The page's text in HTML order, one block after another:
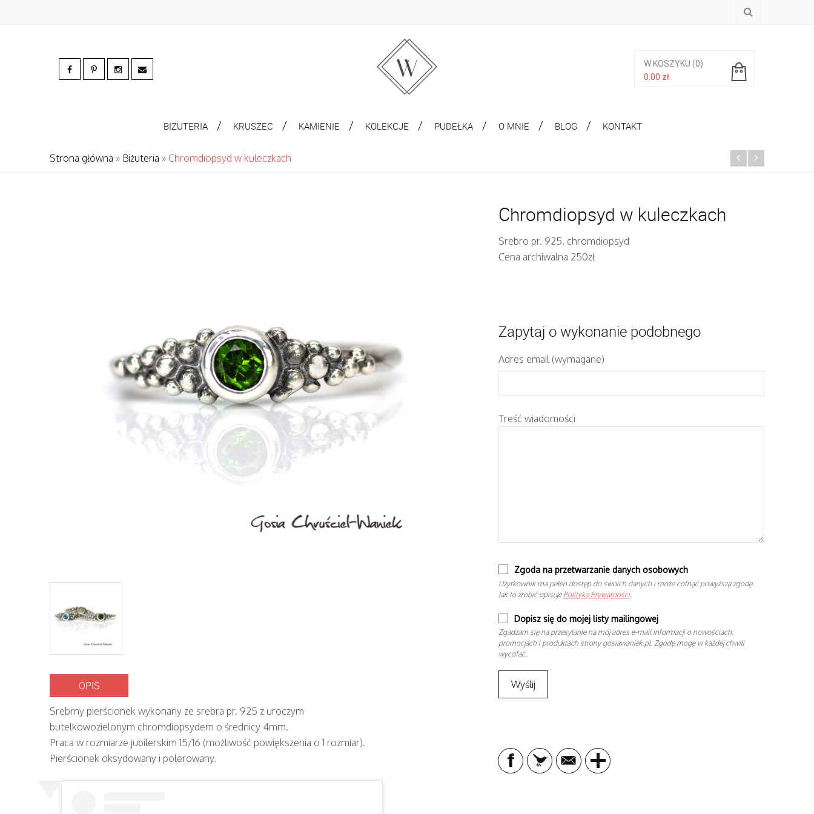
W KOSZYKU (0)
0.00 zł
BIŻUTERIA KRUSZEC KAMIENIE KOLEKCJE PUDEŁKA O MNIE BLOG KONTAKT
Strona główna » Biżuteria » Chromdiopsyd w kuleczkach
OPIS
Srebrny pierścionek wykonany ze srebra pr. 925 z uroczym
butelkowozielonym chromdiopsydem o średnicy 4mm.
Praca w rozmiarze jubilerskim 15/16 (możliwość powiększenia o 1 rozmiar).
Pierścionek oksydowany i polerowany.
Chromdiopsyd w kuleczkach
Srebro pr. 925, chromdiopsyd
Cena archiwalna 250zł
Zapytaj o wykonanie podobnego
Adres email (wymagane)
Treść wiadomości
Zgoda na przetwarzanie danych osobowych
Użytkownik ma pełen dostęp do swoich danych i może cofnąć powyższą zgodę.
Jak to zrobić opisuje Polityka Prywatności.
Dopisz się do mojej listy mailingowej
Zgadzam się na przesyłanie na mój adres e-mail informacji o nowościach,
promocjach i produktach strony gosiawaniek.pl. Zgodę mogę w każdej chwili
wycofać.